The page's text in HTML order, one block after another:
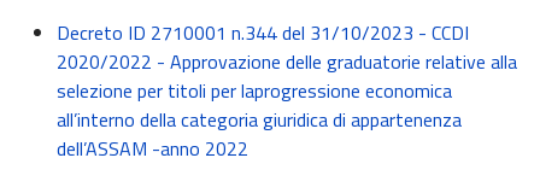
Decreto ID 2710001 n.344 del 31/10/2023 - CCDI
2020/2022 - Approvazione delle graduatorie relative alla
selezione per titoli per laprogressione economica
all’interno della categoria giuridica di appartenenza
dell’ASSAM -anno 2022